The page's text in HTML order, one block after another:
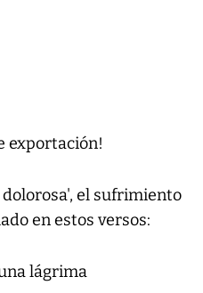
exportación!
dolorosa', el sufrimiento
en estos versos:
lágrima